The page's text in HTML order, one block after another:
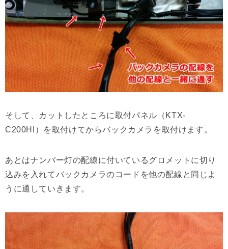
そして、カットしたところに取付パネル（KTX-
C200HI）を取付けてからバックカメラを取付けます。
あとはナンバー灯の配線に付いているグロメットに切り
込みを入れてバックカメラのコードを他の配線と同じよ
うに通していきます。